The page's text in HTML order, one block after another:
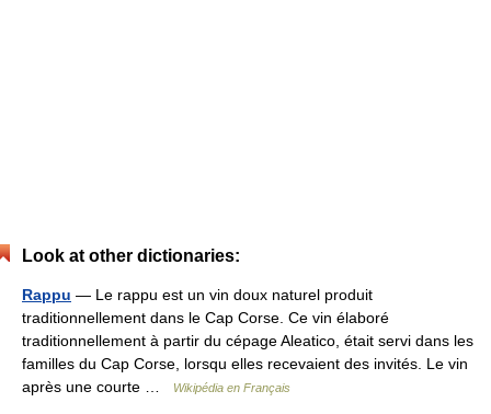
Look at other dictionaries:
Rappu — Le rappu est un vin doux naturel produit
traditionnellement dans le Cap Corse. Ce vin élaboré
traditionnellement à partir du cépage Aleatico, était servi dans les
familles du Cap Corse, lorsqu elles recevaient des invités. Le vin
après une courte …
Wikipédia en Français